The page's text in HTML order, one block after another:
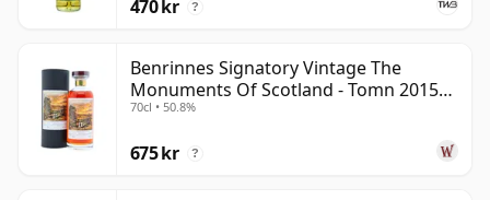
470 kr ?
Benrinnes Signatory Vintage The
Monuments Of Scotland - Tomn 2015
11 år gammal
70cl • 50.8%
675 kr ?